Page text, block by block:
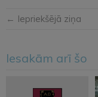
← Iepriekšējā ziņa
Iesakām arī šo